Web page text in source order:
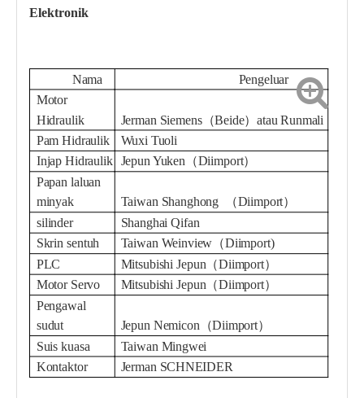
Elektronik
Nama Pengeluar
Motor
Hidraulik Jerman Siemens（Beide）atau Runmali
Pam Hidraulik Wuxi Tuoli
Injap Hidraulik Jepun Yuken（Diimport）
Papan laluan
minyak
Taiwan Shanghong （Diimport）
silinder
Shanghai Qifan
Skrin sentuh
Taiwan Weinview（Diimport)
PLC Mitsubishi Jepun（Diimport）
Motor Servo Mitsubishi Jepun（Diimport）
Pengawal
sudut Jepun Nemicon（Diimport）
Suis kuasa Taiwan Mingwei
Kontaktor Jerman SCHNEIDER